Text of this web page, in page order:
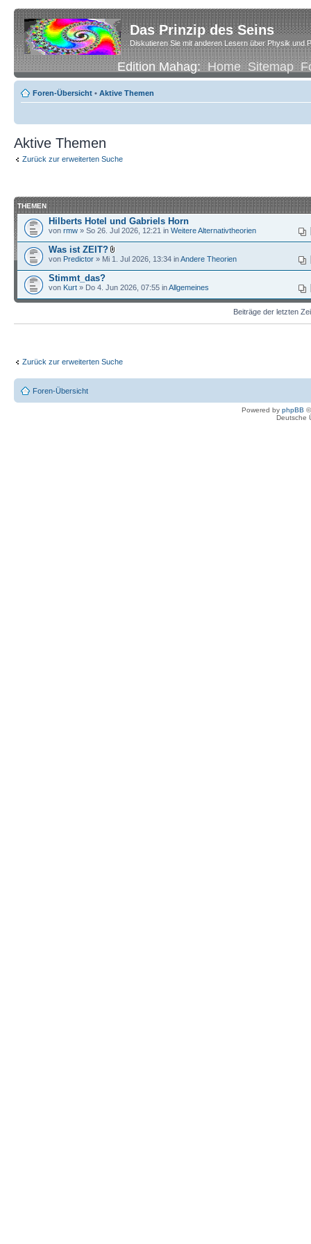
Das Prinzip des Seins
Diskutieren Sie mit anderen Lesern über Physik und
Edition Mahag:Home Sitemap
Foren-Übersicht • Aktive Themen
Aktive Themen
Zurück zur erweiterten Suche
THEMEN
Hilberts Hotel und Gabriels Horn
von rmw » So 26. Jul 2026, 12:21 in Weitere Alternativtheorien
Was ist ZEIT?
von Predictor » Mi 1. Jul 2026, 13:34 inAndere Theorien
Stimmt_das?
von Kurt » Do 4. Jun 2026, 07:55 inAllgemeines
Beiträge der letzten
Zurück zur erweiterten Suche
Foren-Übersicht
Powered by phpBB
Deutsche